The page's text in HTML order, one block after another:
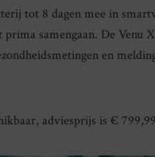
tot 8 dagen mee in
samengaan. De Venu
en
adviesprijs is €